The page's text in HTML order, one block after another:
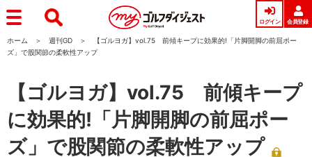
ログイン 会員登録
ホーム 週刊GD
【ゴルヨガ】vol.75 前傾キープに効果的!「片脚開脚の前屈ポー
ズ」で股関節の柔軟性アップ
【ゴルヨガ】vol.75 前傾キープ
に効果的!「片脚開脚の前屈ポー
ズ」で股関節の柔軟性アップ